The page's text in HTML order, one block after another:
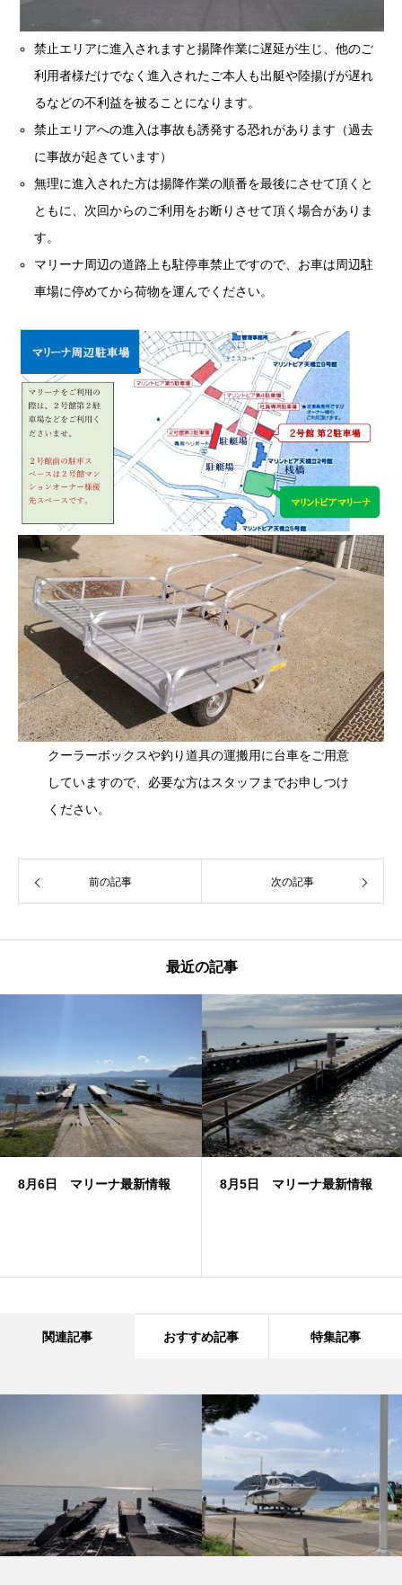
禁止エリアに進入されますと揚降作業に遅延が生じ、他のご
利用者様だけでなく進入されたご本人も出艇や陸揚げが遅れ
るなどの不利益を被ることになります。
禁止エリアへの進入は事故も誘発する恐れがあります（過去
に事故が起きています）
無理に進入された方は揚降作業の順番を最後にさせて頂くと
ともに、次回からのご利用をお断りさせて頂く場合がありま
す。
マリーナ周辺の道路上も駐停車禁止ですので、お車は周辺駐
車場に停めてから荷物を運んでください。
クーラーボックスや釣り道具の運搬用に台車をご用意
していますので、必要な方はスタッフまでお申しつけ
ください。
前の記事 次の記事
最近の記事
8月6日 マリーナ最新情報 8月5日 マリーナ最新情報
関連記事 おすすめ記事 特集記事